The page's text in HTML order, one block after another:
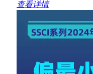
查看详情